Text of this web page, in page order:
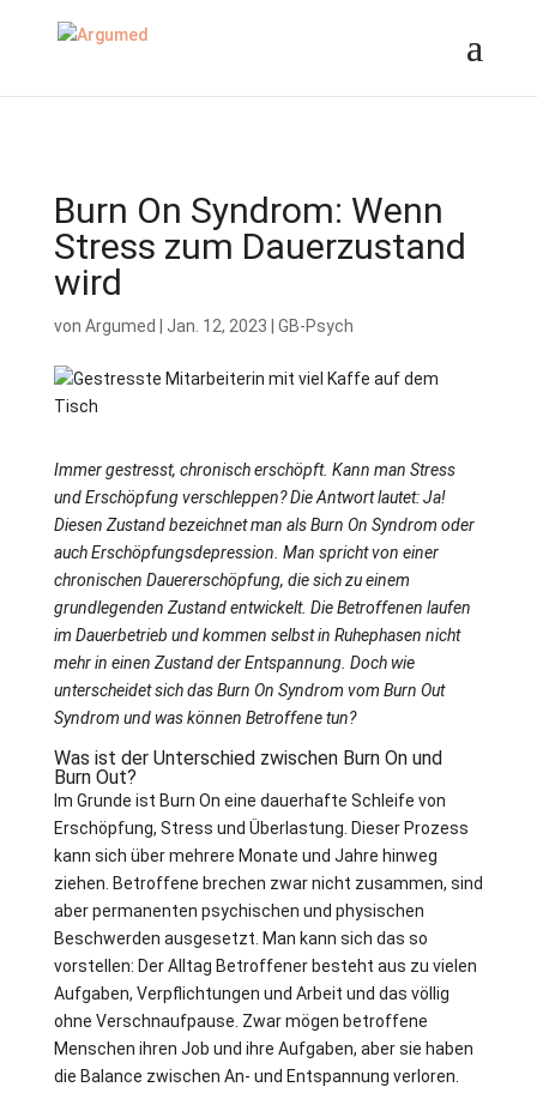
Burn On Syndrom: Wenn
Stress zum Dauerzustand
wird
von Argumed Jan. 12, 2023 GB-Psych
Immer gestresst, chronisch erschöpft. Kann man Stress
und Erschöpfung verschleppen? Die Antwort lautet: Ja!
Diesen Zustand bezeichnet man als Burn On Syndrom oder
auch Erschöpfungsdepression. Man spricht von einer
chronischen Dauererschöpfung, die sich zu einem
grundlegenden Zustand entwickelt. Die Betroffenen laufen
im Dauerbetrieb und kommen selbst in Ruhephasen nicht
mehr in einen Zustand der Entspannung. Doch wie
unterscheidet sich das Burn On Syndrom vom Burn Out
Syndrom und was können Betroffene tun?
Was ist der Unterschied zwischen Burn On und
Burn Out?
Im Grunde ist Burn On eine dauerhafte Schleife von
Erschöpfung, Stress und Überlastung. Dieser Prozess
kann sich über mehrere Monate und Jahre hinweg
ziehen. Betroffene brechen zwar nicht zusammen, sind
aber permanenten psychischen und physischen
Beschwerden ausgesetzt. Man kann sich das so
vorstellen: Der Alltag Betroffener besteht aus zu vielen
Aufgaben, Verpflichtungen und Arbeit und das völlig
ohne Verschnaufpause. Zwar mögen betroffene
Menschen ihren Job und ihre Aufgaben, aber sie haben
die Balance zwischen An- und Entspannung verloren.